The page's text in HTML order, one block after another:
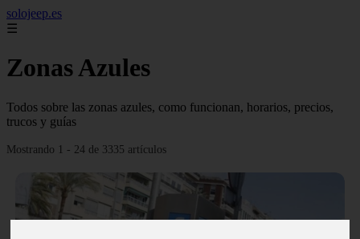
solojeep.es
☰
Zonas Azules
Todos sobre las zonas azules, como funcionan, horarios, precios,
trucos y guías
Mostrando 1 - 24 de 3335 artículos